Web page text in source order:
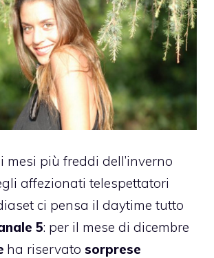
mesi più freddi dell’inverno
affezionati telespettatori
ci pensa il daytime tutto
5: per il mese di dicembre
ha riservato sorprese